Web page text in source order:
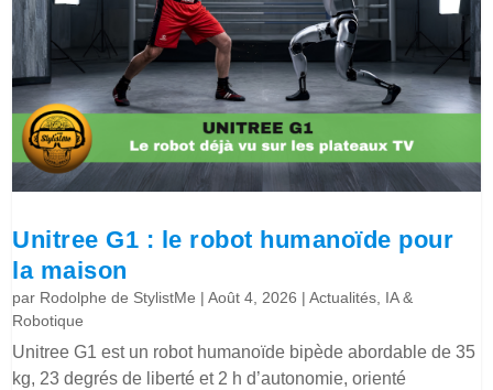
Unitree G1 : le robot humanoïde pour
la maison
par Rodolphe de StylistMe |Août 4, 2026 |Actualités, IA &
Robotique
Unitree G1 est un robot humanoïde bipède abordable de 35
kg, 23 degrés de liberté et 2 h d’autonomie, orienté